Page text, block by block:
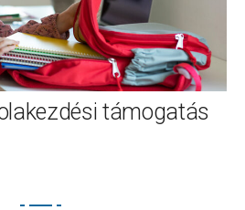
támogatás